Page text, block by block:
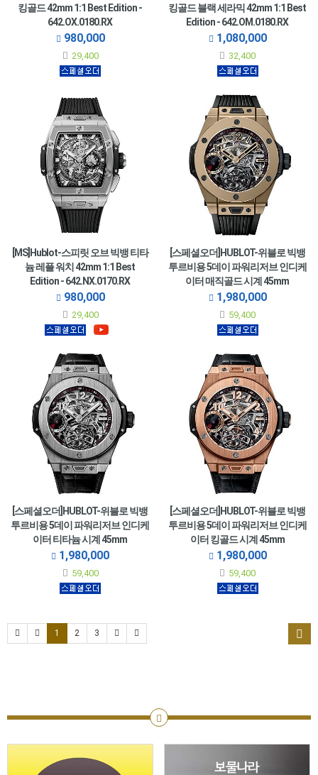
킹골드 42mm 1:1 Best Edition -
642.OX.0180.RX
980,000
29,400
킹골드 블랙 세라믹 42mm 1:1 Best
Edition - 642.OM.0180.RX
1,080,000
32,400
[MS]Hublot-스피릿 오브 빅뱅 티타
늄 레플 워치 42mm 1:1 Best
Edition - 642.NX.0170.RX
980,000
29,400
[스페셜오더]HUBLOT-위블로 빅뱅
투르비용 5데이 파워리저브 인디케
이터 매직골드 시계 45mm
1,980,000
59,400
[스페셜오더]HUBLOT-위블로 빅뱅
투르비용 5데이 파워리저브 인디케
이터 티타늄 시계 45mm
1,980,000
59,400
[스페셜오더]HUBLOT-위블로 빅뱅
투르비용 5데이 파워리저브 인디케
이터 킹골드 시계 45mm
1,980,000
59,400
1 2 3